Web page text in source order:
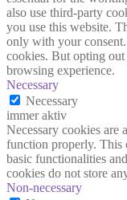
also use third-party
you use this website.
only with your
cookies. But opting
browsing experience.
Necessary
Necessary
immer aktiv
Necessary cookies are
function properly. This
basic functionalities
cookies do not store
Non-necessary